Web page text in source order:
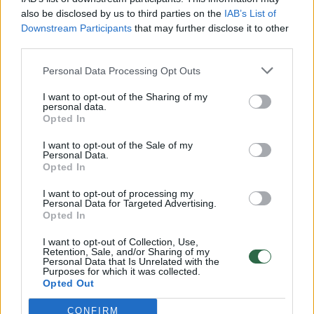
also be disclosed by us to third parties on the IAB’s List of
Downstream Participants that may further disclose it to other
Personal Data Processing Opt Outs
I want to opt-out of the Sharing of my
personal data.
Opted In
I want to opt-out of the Sale of my
Personal Data.
Opted In
I want to opt-out of processing my
Personal Data for Targeted Advertising.
Opted In
I want to opt-out of Collection, Use,
Retention, Sale, and/or Sharing of my
Personal Data that Is Unrelated with the
Purposes for which it was collected.
Opted Out
CONFIRM
vaiko gyvybių išgelbėti nepavyko
Žinios | Lietuvos diena
00:00:57
Savaitės vidurys nusimato karštas: temperatūra kils iki
32 laipsnių šilumos
Žinios | Orai
00:15:54
V. Zalužno pasisakymą laiko bandymu įsitvirtinti
Laidos | Nauja diena
00:00:57
Sinoptikai atsakė, kokiais orais užbaigsime darbo
savaitę: karščiai atsitrauks